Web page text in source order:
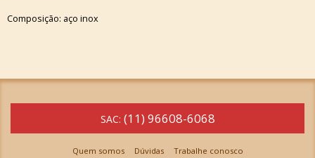
Composição: aço inox
SAC: (11) 96608-6068
Quem somos Dúvidas Trabalhe conosco